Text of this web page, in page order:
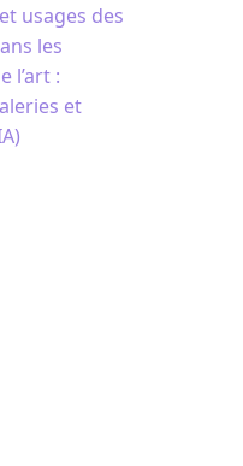
usages des
les
l’art :
et